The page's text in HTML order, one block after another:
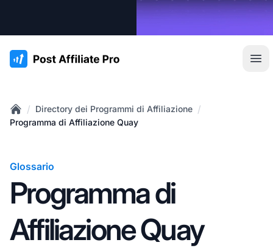
:site.title
Home
/ Directory dei Programmi di Affiliazione /
Programma di Affiliazione Quay
Glossario
Programma di
Affiliazione Quay